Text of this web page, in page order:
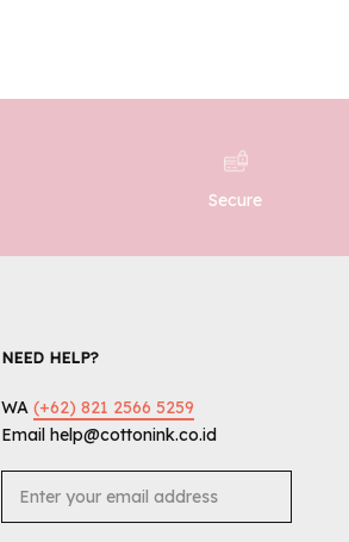
Secure
NEED HELP?
WA(+62) 821 2566 5259
Email help@cottonink.co.id